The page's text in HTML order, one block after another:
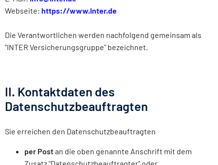
Webseite: https://www.inter.de
Die Verantwortlichen werden nachfolgend gemeinsam als
"INTER Versicherungsgruppe" bezeichnet.
II. Kontaktdaten des
Datenschutzbeauftragten
Sie erreichen den Datenschutzbeauftragten
per Postan die oben genannte Anschrift mit dem